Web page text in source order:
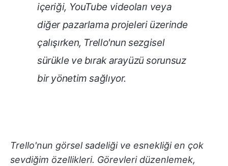
içeriği, YouTube videoları veya
diğer pazarlama projeleri üzerinde
çalışırken, Trello'nun sezgisel
sürükle ve bırak arayüzü sorunsuz
bir yönetim sağlıyor.
Trello'nun görsel sadeliği ve esnekliği en çok
sevdiğim özellikleri. Görevleri düzenlemek,